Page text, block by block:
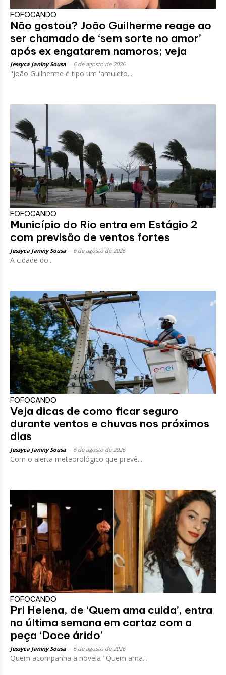
FOFOCANDO
Não gostou? João Guilherme reage ao
ser chamado de ‘sem sorte no amor’
após ex engatarem namoros; veja
Jessyca Janiny Sousa 6 de agosto de 2026
"João Guilherme é tipo um 'amuleto...
FOFOCANDO
Município do Rio entra em Estágio 2
com previsão de ventos fortes
Jessyca Janiny Sousa 6 de agosto de 2026
A cidade do...
FOFOCANDO
Veja dicas de como ficar seguro
durante ventos e chuvas nos próximos
dias
Jessyca Janiny Sousa 6 de agosto de 2026
Com o alerta meteorológico que prevê...
FOFOCANDO
Pri Helena, de ‘Quem ama cuida’, entra
na última semana em cartaz com a
peça ‘Doce árido’
Jessyca Janiny Sousa 6 de agosto de 2026
Quem acompanha a novela "Quem ama...